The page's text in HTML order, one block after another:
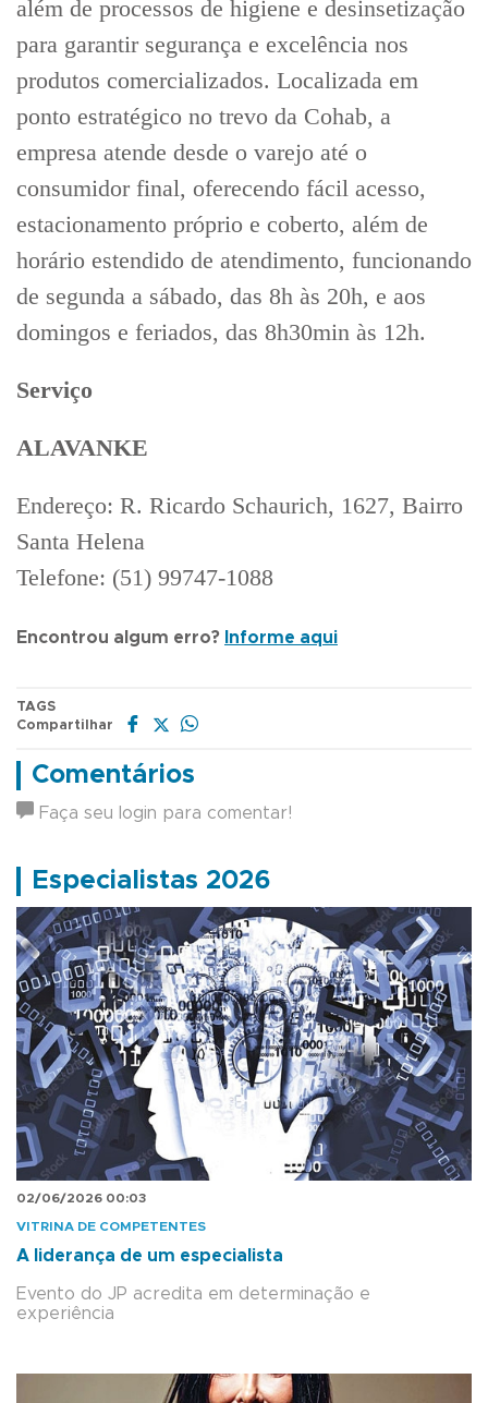
além de processos de higiene e desinsetização
para garantir segurança e excelência nos
produtos comercializados. Localizada em
ponto estratégico no trevo da Cohab, a
empresa atende desde o varejo até o
consumidor final, oferecendo fácil acesso,
estacionamento próprio e coberto, além de
horário estendido de atendimento, funcionando
de segunda a sábado, das 8h às 20h, e aos
domingos e feriados, das 8h30min às 12h.
Serviço
ALAVANKE
Endereço: R. Ricardo Schaurich, 1627, Bairro
Santa Helena
Telefone: (51) 99747-1088
Encontrou algum erro? Informe aqui
TAGS
Compartilhar
Comentários
Faça seu login para comentar!
Especialistas 2026
02/06/2026 00:03
VITRINA DE COMPETENTES
A liderança de um especialista
Evento do JP acredita em determinação e
experiência